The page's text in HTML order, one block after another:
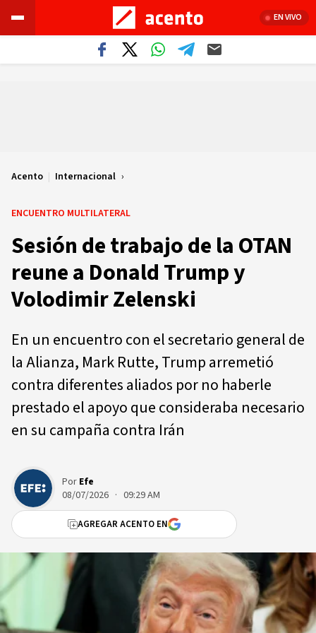
EN VIVO
Acento | Internacional
ENCUENTRO MULTILATERAL
Sesión de trabajo de la OTAN
reune a Donald Trump y
Volodimir Zelenski
En un encuentro con el secretario general de
la Alianza, Mark Rutte, Trump arremetió
contra diferentes aliados por no haberle
prestado el apoyo que consideraba necesario
en su campaña contra Irán
Por Efe
08/07/2026 · 09:29 AM
AGREGAR ACENTO EN